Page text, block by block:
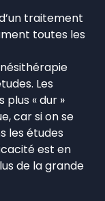
traitement
toutes les
Les
« dur »
car si on se
les études
est en
de la grande